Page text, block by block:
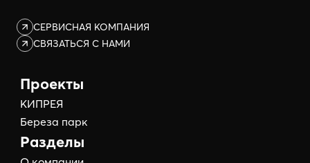
СЕРВИСНАЯ КОМПАНИЯ
СВЯЗАТЬСЯ С НАМИ
Проекты
КИПРЕЯ
Береза парк
Разделы